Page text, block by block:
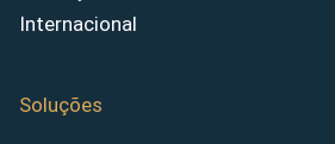
Internacional
Soluções